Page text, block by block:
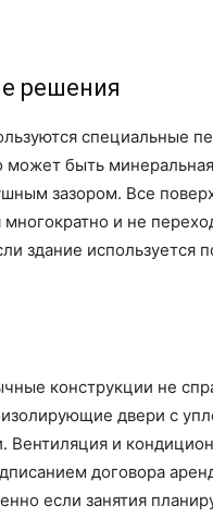
решения
специальные
быть минеральная
зазором. Все
и не
здание используется
конструкции не
двери с
Вентиляция и
договора
если занятия